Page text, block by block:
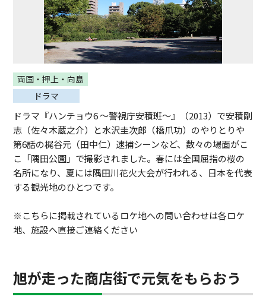
両国・押上・向島
ドラマ
ドラマ『ハンチョウ6 〜警視庁安積班〜』（2013）で安積剛
志（佐々木蔵之介）と水沢圭次郎（橋爪功）のやりとりや
第6話の梶谷元（田中仁）逮捕シーンなど、数々の場面がこ
こ「隅田公園」で撮影されました。春には全国屈指の桜の
名所になり、夏には隅田川花火大会が行われる、日本を代表
する観光地のひとつです。
※こちらに掲載されているロケ地への問い合わせは各ロケ
地、施設へ直接ご連絡ください
旭が走った商店街で元気をもらおう